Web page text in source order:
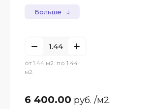
Больше
от 1.44 м2. по 1.44
м2.
6 400.00 руб. /м2.